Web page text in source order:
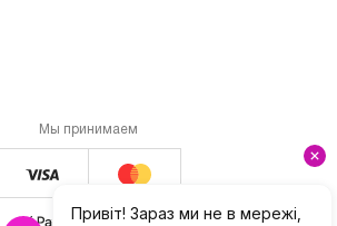
Мы принимаем